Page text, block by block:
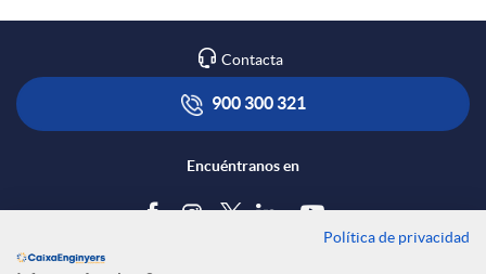
R
e
p
l
o
t
Contacta
900 300 321
Encuéntranos en
Política de privacidad